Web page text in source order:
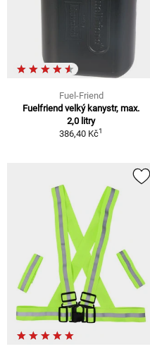
Fuel-Friend
Fuelfriend velký kanystr, max.
2,0 litry
386,40 Kč1